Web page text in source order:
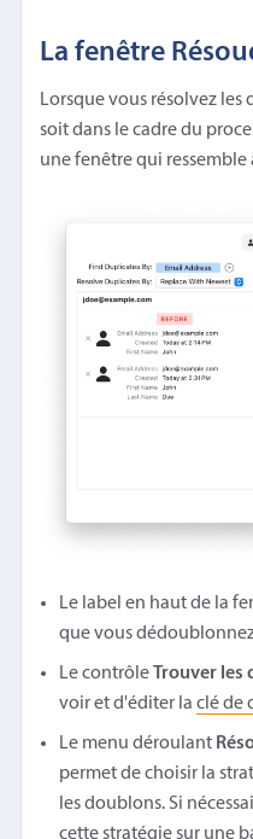
La fenêtre
Lorsque vous résolvez les
soit dans le cadre du
une fenêtre qui ressemble
Le label en haut de la
que vous
Le contrôleTrouver les
voir et d'éditer laclé de
Le menu déroulant
permet de choisir la
les doublons. Si
cette stratégie sur une